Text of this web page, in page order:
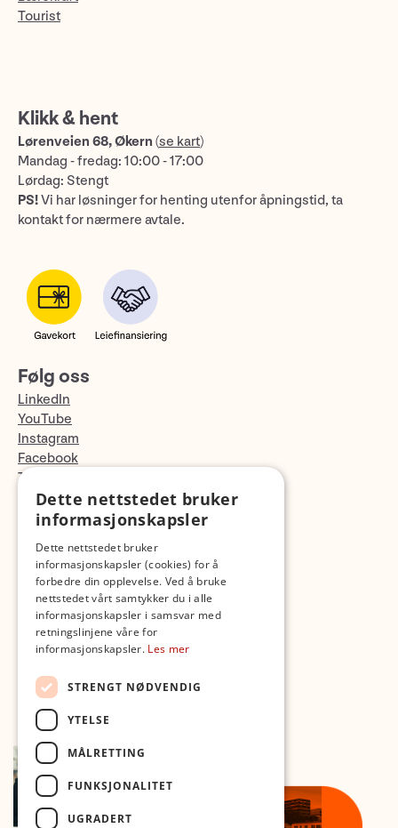
Tourist
Klikk & hent
Lørenveien 68, Økern (se kart)
Mandag - fredag: 10:00 - 17:00
Lørdag: Stengt
PS!Vi har løsninger for henting utenfor åpningstid, ta
kontakt for nærmere avtale.
Følg oss
LinkedIn
YouTube
Instagram
Facebook
TikTok
Fotopodden
Dette nettstedet bruker
informasjonskapsler
Dette nettstedet bruker
informasjonskapsler (cookies) for å
forbedre din opplevelse. Ved å bruke
nettstedet vårt samtykker du i alle
informasjonskapsler i samsvar med
retningslinjene våre for
informasjonskapsler. Les mer
STRENGT NØDVENDIG
YTELSE
MÅLRETTING
FUNKSJONALITET
UGRADERT